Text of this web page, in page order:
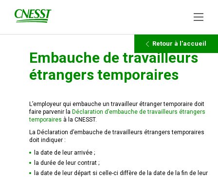
Retour à l'accueil
Embauche de travailleurs
étrangers temporaires
L’employeur qui embauche un travailleur étranger temporaire doit
faire parvenir la Déclaration d’embauche de travailleurs étrangers
temporaires ​ à la CNESST.
La Déclaration d’embauche de travailleurs étrangers temporaires
doit indiquer :
la date de leur arrivée ;
la durée de leur contrat ;
la date de leur départ si celle-ci diffère de la date de la fin de leur